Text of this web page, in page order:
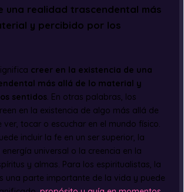
una realidad trascendental más
y percibido por los
creer en la existencia de una
más allá de lo material y
sentidos. En otras palabras, los
en la existencia de algo más allá de
ver, tocar o escuchar en el mundo físico.
incluir la fe en un ser superior, la
universal o la creencia en la
y almas. Para los espiritualistas, la
una parte importante de la vida y puede